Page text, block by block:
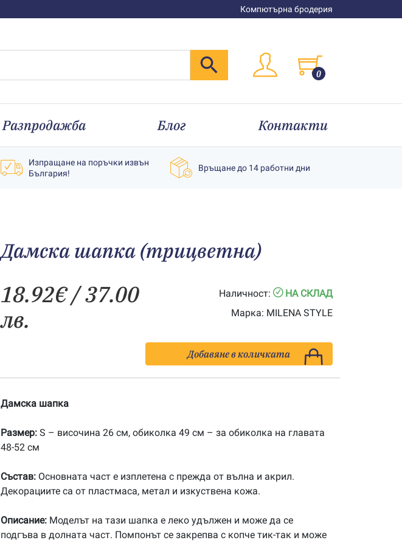
Компютърна бродерия
0
Разпродажба Блог Контакти
Изпращане на поръчки извън
България!
Връщане до 14 работни дни
Дамска шапка (трицветна)
18.92€/ 37.00
лв.
Наличност:
НА СКЛАД
Марка: MILENA STYLE
Добавяне в количката
Дамска шапка
Размер: S – височина 26 см, обиколка 49 см – за обиколка на главата
48-52 см
Състав: Основната част е изплетена с прежда от вълна и акрил.
Декорациите са от пластмаса, метал и изкуствена кожа.
Описание: Моделът на тази шапка е леко удължен и може да се
подгъва в долната част. Помпонът се закрепва с копче тик-так и може